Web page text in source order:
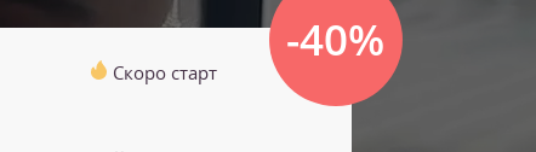
-40%
Скоро старт